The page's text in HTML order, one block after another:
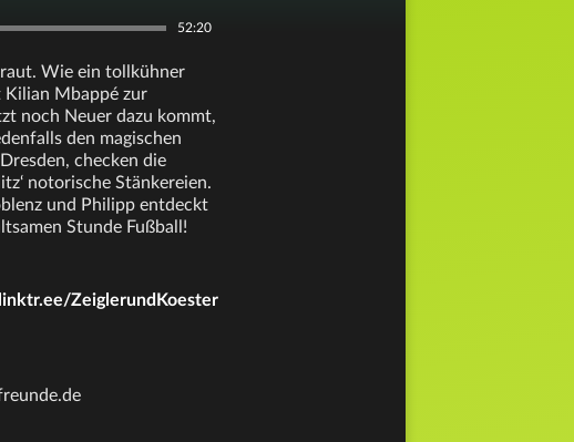
52:20
Wie ein tollkühner
Kilian Mbappé zur
noch Neuer dazu kommt,
den magischen
checken die
notorische Stänkereien.
und Philipp entdeckt
Stunde Fußball!
linktr.ee/ZeiglerundKoester